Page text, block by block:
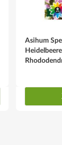
Asihum